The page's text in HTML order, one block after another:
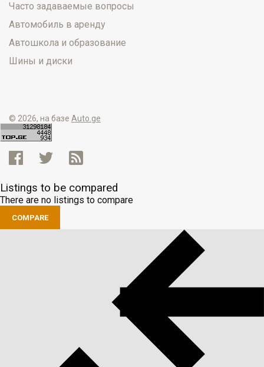
Часто задаваемые вопросы
Автомобиль в аренду
Автошкола и образование
Шины и диски
© 2026, на базе Auto.ge
Listings to be compared
There are no listings to compare
COMPARE